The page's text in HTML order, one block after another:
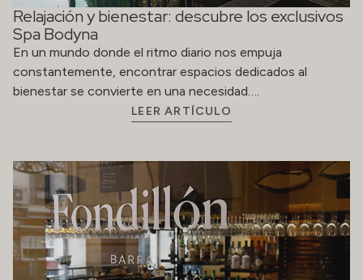
Relajación y bienestar: descubre los exclusivos
Spa Bodyna
En un mundo donde el ritmo diario nos empuja
constantemente, encontrar espacios dedicados al
bienestar se convierte en una necesidad….
LEER ARTÍCULO